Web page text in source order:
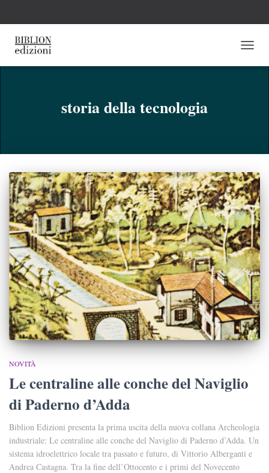
storia della tecnologia
NOVITÀ
Le centraline alle conche del Naviglio
di Paderno d’Adda
Biblion Edizioni presenta la prima uscita della nuova collana Archeologia
industriale: Le centraline alle conche del Naviglio di Paderno d’Adda. Un
sistema idroelettrico locale tra passato e futuro, di Vittorio Alberganti e
Andrea Castagna. Tra la fine dell’Ottocento e i primi del Novecento